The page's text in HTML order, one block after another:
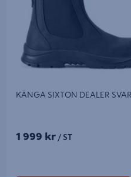
KÄNGA SIXTON DEALER
1 999 kr / ST